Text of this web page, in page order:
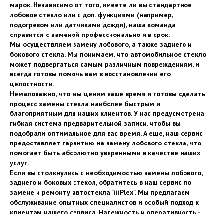
марок. Независимо от того, имеете ли вы стандартное
лобовое стекло или с доп. функциями (например,
подогревом или датчиками дождя), наша команда
справится с заменой профессионально и в срок.
Мы осуществляем замену лобового, а также заднего и
бокового стекла. Мы понимаем, что автомобильное стекло
может подвергаться самым различным повреждениям, и
всегда готовы помочь вам в восстановлении его
целостности.
Немаловажно, что мы ценим ваше время и готовы сделать
процесс замены стекла наиболее быстрым и
благоприятным для наших клиентов. У нас предусмотрена
гибкая система предварительной записи, чтобы вы
подобрали оптимальное для вас время. А еще, наш сервис
предоставляет гарантию на замену лобового стекла, что
помогает быть абсолютно уверенными в качестве наших
услуг.
Если вы столкнулись с необходимостью замены лобового,
заднего и боковых стекол, обратитесь в наш сервис по
замене и ремонту автостекла "iiiPlex". Мы предлагаем
обслуживание опытных специалистов и особый подход к
клиентам нашего сервиса. Надежность и оперативность -